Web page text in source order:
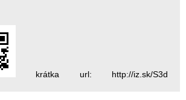
krátka url: http://iz.sk/S3d